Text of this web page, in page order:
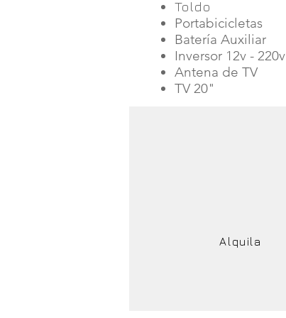
Toldo
Portabicicletas
Batería Auxiliar
Inversor 12v - 220v
Antena de TV
TV 20"
Alquila